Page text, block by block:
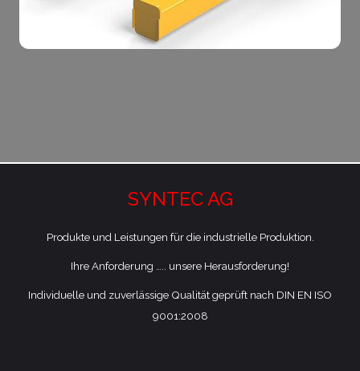
SYNTEC AG
Produkte und Leistungen für die industrielle Produktion.
Ihre Anforderung ….. unsere Herausforderung!
Individuelle und zuverlässige Qualität geprüft nach DIN EN ISO
9001:2008